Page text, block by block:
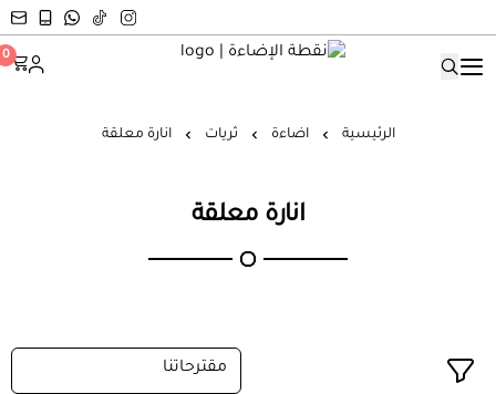
نقطة الإضاءة 0
الرئيسية اضاءة ثريات انارة معلقة
انارة معلقة